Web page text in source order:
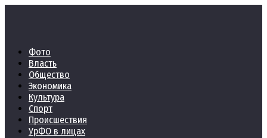
Фото
Власть
Общество
Экономика
Культура
Спорт
Происшествия
УрФО в лицах